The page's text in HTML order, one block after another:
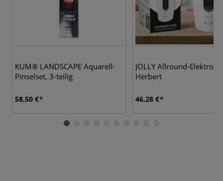
KUM® LANDSCAPE Aquarell-
Pinselset, 3-teilig
58,50 €
JOLLY Allround-
Herbert
46,28 €